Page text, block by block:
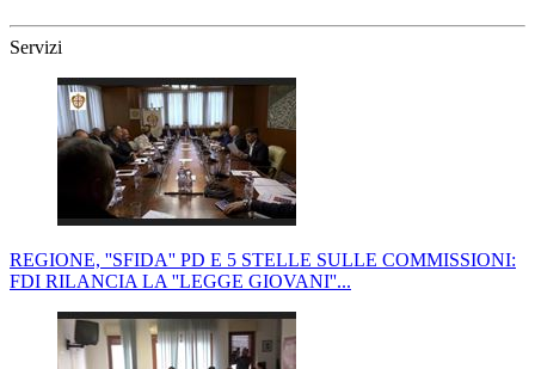
Servizi
REGIONE, ''SFIDA'' PD E 5 STELLE SULLE COMMISSIONI:
FDI RILANCIA LA ''LEGGE GIOVANI''...